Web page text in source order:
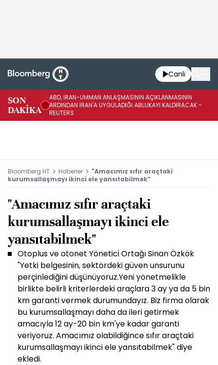
Canlı
SON
DAKİKA
ABD, İRAN-UMMAN ANLAŞMASININ AÇIKLANMASININ
ARDINDAN İRAN'A UYGULADIĞI ABLUKAYI KALDIRACAK -
REUTERS
Bloomberg HT Haberler
"Amacımız sıfır araçtaki
kurumsallaşmayı ikinci ele yansıtabilmek”
"Amacımız sıfır araçtaki
kurumsallaşmayı ikinci ele
yansıtabilmek"
Otoplus ve otonet Yönetici Ortağı Sinan Özkök
"Yetki belgesinin, sektördeki güven unsurunu
perçinlediğini düşünüyoruz.Yeni yönetmelikle
birlikte belirli kriterlerdeki araçlara 3 ay ya da 5 bin
km garanti vermek durumundayız. Biz firma olarak
bu kurumsallaşmayı daha da ileri getirmek
amacıyla 12 ay-20 bin km'ye kadar garanti
veriyoruz. Amacımız olabildiğince sıfır araçtaki
kurumsallaşmayı ikinci ele yansıtabilmek" diye
ekledi.